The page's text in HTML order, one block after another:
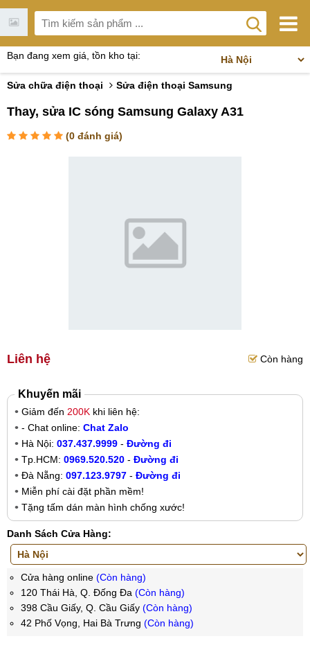
Bạn đang xem giá, tồn kho tại:
Sửa chữa điện thoại Sửa điện thoại Samsung
Thay, sửa IC sóng Samsung Galaxy A31
(0 đánh giá)
Liên hệ Còn hàng
Khuyến mãi
Giảm đến 200K khi liên hệ:
- Chat online: Chat Zalo
Hà Nội: 037.437.9999 - Đường đi
Tp.HCM: 0969.520.520 - Đường đi
Đà Nẵng: 097.123.9797 - Đường đi
Miễn phí cài đặt phần mềm!
Tặng tấm dán màn hình chống xước!
Danh Sách Cửa Hàng:
Cửa hàng online (Còn hàng)
120 Thái Hà, Q. Đống Đa (Còn hàng)
398 Cầu Giấy, Q. Cầu Giấy (Còn hàng)
42 Phố Vọng, Hai Bà Trưng (Còn hàng)